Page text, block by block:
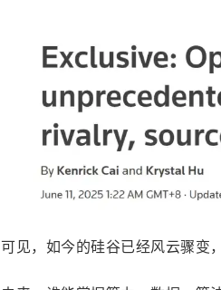
可见，如今的硅谷已经风云骤变